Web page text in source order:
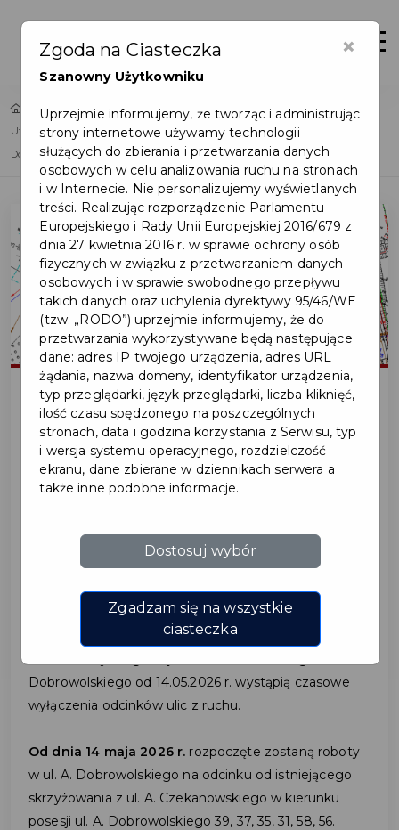
Zaloguj
Home
Lista aktualności
Utrudnienia w ruchu w związku z budową ul. A. Czekanowskiego i A.
Dobrowolskiego
2026-05-13
UTRUDNIENIA W RUCHU
UL. A. CZEKANOWSKIEGO
Informujemy, że w związku z rozpoczęciem zakresu
Dobrowolskiego od 14.05.2026 r. wystąpią czasowe
wyłączenia odcinków ulic z ruchu.
Od dnia 14 maja 2026 r. rozpoczęte zostaną roboty
w ul. A. Dobrowolskiego na odcinku od istniejącego
skrzyżowania z ul. A. Czekanowskiego w kierunku
posesji ul. A. Dobrowolskiego 39, 37, 35, 31, 58, 56.
×
Zgoda na Ciasteczka
Szanowny Użytkowniku
Uprzejmie informujemy, że tworząc i administrując
strony internetowe używamy technologii
służących do zbierania i przetwarzania danych
osobowych w celu analizowania ruchu na stronach
i w Internecie. Nie personalizujemy wyświetlanych
treści. Realizując rozporządzenie Parlamentu
Europejskiego i Rady Unii Europejskiej 2016/679 z
dnia 27 kwietnia 2016 r. w sprawie ochrony osób
fizycznych w związku z przetwarzaniem danych
osobowych i w sprawie swobodnego przepływu
takich danych oraz uchylenia dyrektywy 95/46/WE
(tzw. „RODO”) uprzejmie informujemy, że do
przetwarzania wykorzystywane będą następujące
dane: adres IP twojego urządzenia, adres URL
żądania, nazwa domeny, identyfikator urządzenia,
typ przeglądarki, język przeglądarki, liczba kliknięć,
ilość czasu spędzonego na poszczególnych
stronach, data i godzina korzystania z Serwisu, typ
i wersja systemu operacyjnego, rozdzielczość
ekranu, dane zbierane w dziennikach serwera a
także inne podobne informacje.
Dostosuj wybór
Zgadzam się na wszystkie
ciasteczka